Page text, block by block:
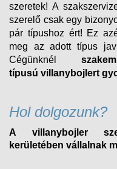
szeretek! A
szerelő csak egy
pár típushoz ért! Ez
meg az adott típus
Cégünknél
típusú villanybojlert
Hol dolgozunk?
A villanybojler
kerületében vállalnak